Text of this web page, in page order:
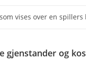
vises over en
gjenstander og